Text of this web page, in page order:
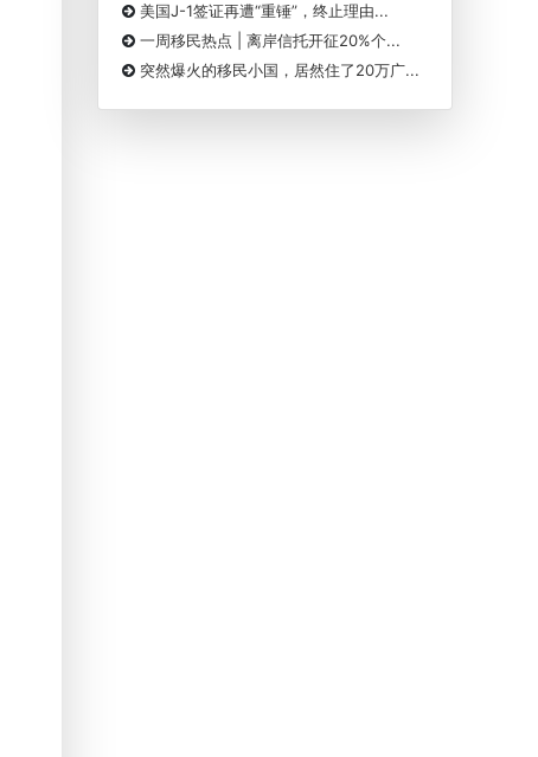
美国J-1签证再遭“重锤”，终止理由...
一周移民热点 | 离岸信托开征20%个...
突然爆火的移民小国，居然住了20万广...